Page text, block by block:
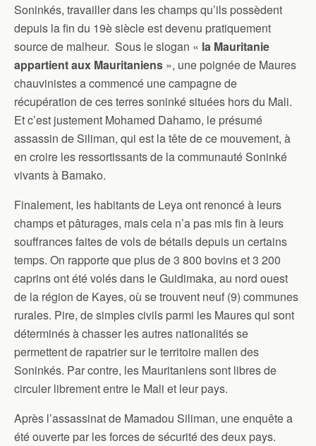
Soninkés, travailler dans les champs qu’ils possèdent
depuis la fin du 19è siècle est devenu pratiquement
source de malheur. Sous le slogan « la Mauritanie
appartient aux Mauritaniens », une poignée de Maures
chauvinistes a commencé une campagne de
récupération de ces terres soninké situées hors du Mali.
Et c’est justement Mohamed Dahamo, le présumé
assassin de Siliman, qui est la tête de ce mouvement, à
en croire les ressortissants de la communauté Soninké
vivants à Bamako.
Finalement, les habitants de Leya ont renoncé à leurs
champs et pâturages, mais cela n’a pas mis fin à leurs
souffrances faites de vols de bétails depuis un certains
temps. On rapporte que plus de 3 800 bovins et 3 200
caprins ont été volés dans le Guidimaka, au nord ouest
de la région de Kayes, où se trouvent neuf (9) communes
rurales. Pire, de simples civils parmi les Maures qui sont
déterminés à chasser les autres nationalités se
permettent de rapatrier sur le territoire malien des
Soninkés. Par contre, les Mauritaniens sont libres de
circuler librement entre le Mali et leur pays.
Après l’assassinat de Mamadou Siliman, une enquête a
été ouverte par les forces de sécurité des deux pays.